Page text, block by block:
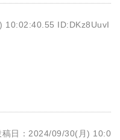
10:02:40.55 ID:DKz8UuvI
稿日：2024/09/30(月) 10:0